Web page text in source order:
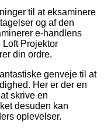
til at eksaminere
og af den
e-handlens
Projektor
din ordre.
genveje til at
Her er der en
skrive en
desuden kan
oplevelser.